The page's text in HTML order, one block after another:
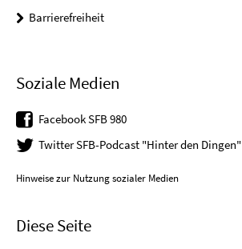
Barrierefreiheit
Soziale Medien
Facebook SFB 980
Twitter SFB-Podcast "Hinter den Dingen"
Hinweise zur Nutzung sozialer Medien
Diese Seite